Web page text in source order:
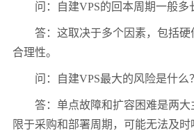
问：自建VPS的回本周期一般多
答：这取决于多个因素，包括
合理性。
问：自建VPS最大的风险是什么？
答：单点故障和扩容困难是两
限于采购和部署周期，可能无法及时